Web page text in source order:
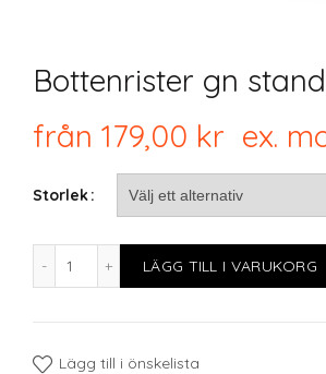
Bottenrister gn
från 179,00 kr ex.
Storlek
Bottenrister gn standard rfr mängd
LÄGG TILL I VARUKORG
Lägg till i önskelista